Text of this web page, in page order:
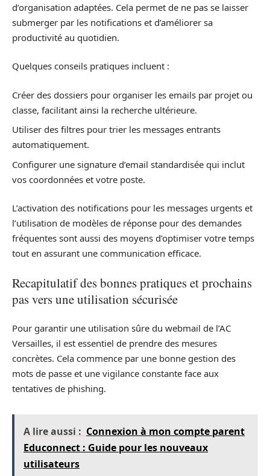
d’organisation adaptées. Cela permet de ne pas se laisser
submerger par les notifications et d’améliorer sa
productivité au quotidien.
Quelques conseils pratiques incluent :
Créer des dossiers pour organiser les emails par projet ou
classe, facilitant ainsi la recherche ultérieure.
Utiliser des filtres pour trier les messages entrants
automatiquement.
Configurer une signature d’email standardisée qui inclut
vos coordonnées et votre poste.
L’activation des notifications pour les messages urgents et
l’utilisation de modèles de réponse pour des demandes
fréquentes sont aussi des moyens d’optimiser votre temps
tout en assurant une communication efficace.
Recapitulatif des bonnes pratiques et prochains
pas vers une utilisation sécurisée
Pour garantir une utilisation sûre du webmail de l’AC
Versailles, il est essentiel de prendre des mesures
concrètes. Cela commence par une bonne gestion des
mots de passe et une vigilance constante face aux
tentatives de phishing.
A lire aussi : Connexion à mon compte parent
Educonnect : Guide pour les nouveaux
utilisateurs